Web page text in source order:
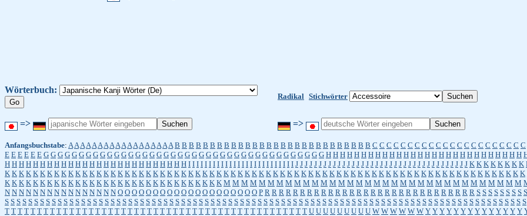
Wörterbuch:
Radikal Stichwörter
=> =>
Anfangsbuchstabe: A A A A A A A A A A A A A A A A A A B B B B B B B B B B B B B B B B B B B B B B B B B B B B C C C C C C C C C C C C C C C C C C C C C C
E E E E E E G G G G G G G G G G G G G G G G G G G G G G G G G G G G G G G G G G G G G G G G H H H H H H H H H H H H H H H H H H H H H H H H H H H H
H H H H H H H H H H H H H H H H H H H H H H H H H H I I I I I I I I I I I I I I I I I I I I I I I I I I J J J J J J J J J J J J J J J J J J J J J J J J J J J J J J J J J J J J J K K K K K K K K
K K K K K K K K K K K K K K K K K K K K K K K K K K K K K K K K K K K K K K K K K K K K K K K K K K K K K K K K K K K K K K K K K K K K K K K K K K
K K K K K K K K K K K K K K K K K K K K K K K K K K K K K K K M M M M M M M M M M M M M M M M M M M M M M M M M M M M M M M M M M
N N N N N N N N N N N N N N N N O O O O O O O O O O O O O O O O O O O O P R R R R R R R R R R R R R R R R R R R R R R R R R R R R R R S S S S S S S S S
S S S S S S S S S S S S S S S S S S S S S S S S S S S S S S S S S S S S S S S S S S S S S S S S S S S S S S S S S S S S S S S S S S S S S S S S S S S S S S S S S S S S S S S S S
T T T T T T T T T T T T T T T T T T T T T T T T T T T T T T T T T T T T T T T T T T T T T T T U U U U U U U U U W W W W W W Y Y Y Y Y Y Y Y Y Y Y Y Y Y